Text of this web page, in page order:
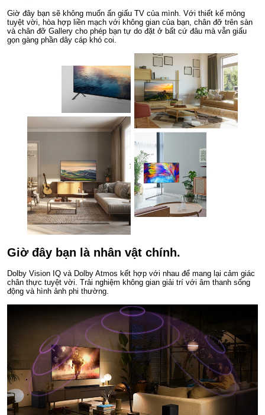
Giờ đây bạn sẽ không muốn ẩn giấu TV của mình. Với thiết kế mỏng
tuyệt vời, hòa hợp liền mạch với không gian của bạn, chân đỡ trên sàn
và chân đỡ Gallery cho phép bạn tự do đặt ở bất cứ đâu mà vẫn giấu
gọn gàng phần dây cáp khó coi.
Giờ đây bạn là nhân vật chính.
Dolby Vision IQ và Dolby Atmos kết hợp với nhau để mang lại cảm giác
chân thực tuyệt vời. Trải nghiệm không gian giải trí với âm thanh sống
động và hình ảnh phi thường.